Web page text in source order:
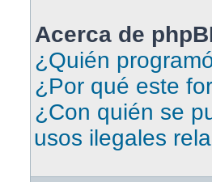
Acerca de
¿Quién
¿Por qué este
¿Con quién se
usos ilegales